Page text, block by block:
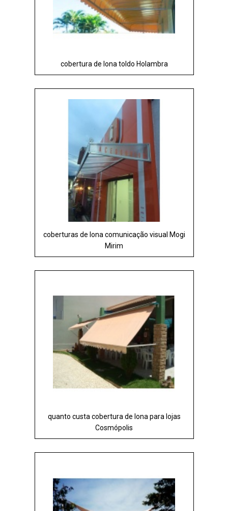
cobertura de lona toldo Holambra
coberturas de lona comunicação visual Mogi
Mirim
quanto custa cobertura de lona para lojas
Cosmópolis